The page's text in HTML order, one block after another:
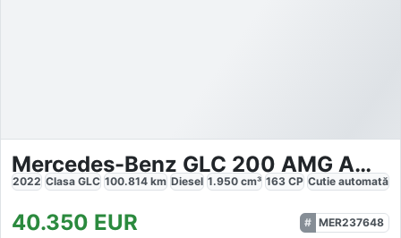
Mercedes-Benz GLC 200 AMG AMBIENTE
2022 Clasa GLC 100.814 km Diesel 1.950 cm³ 163 CP Cutie automată
40.350 EUR
MER237648